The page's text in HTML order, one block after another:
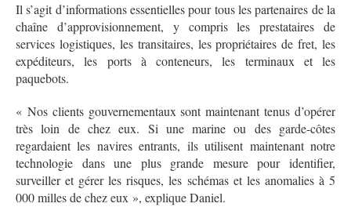
Il s’agit d’informations essentielles pour tous les partenaires de la
chaîne d’approvisionnement, y compris les prestataires de
services logistiques, les transitaires, les propriétaires de fret, les
expéditeurs, les ports à conteneurs, les terminaux et les
paquebots.
« Nos clients gouvernementaux sont maintenant tenus d’opérer
très loin de chez eux. Si une marine ou des garde-côtes
regardaient les navires entrants, ils utilisent maintenant notre
technologie dans une plus grande mesure pour identifier,
surveiller et gérer les risques, les schémas et les anomalies à 5
000 milles de chez eux », explique Daniel.